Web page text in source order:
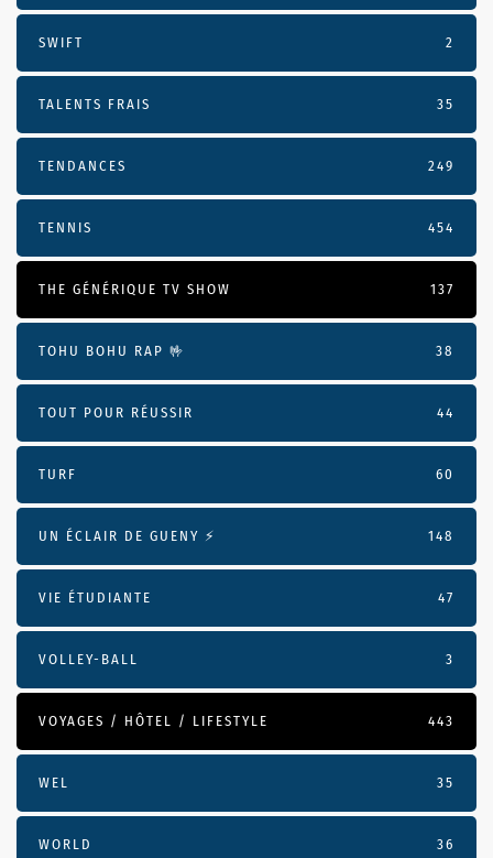
SWIFT 2
TALENTS FRAIS 35
TENDANCES 249
TENNIS 454
THE GÉNÉRIQUE TV SHOW 137
TOHU BOHU RAP 🤟 38
TOUT POUR RÉUSSIR 44
TURF 60
UN ÉCLAIR DE GUENY ⚡️ 148
VIE ÉTUDIANTE 47
VOLLEY-BALL 3
VOYAGES / HÔTEL / LIFESTYLE 443
WEL 35
WORLD 36